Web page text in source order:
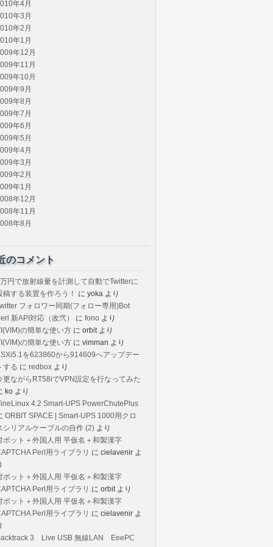
年4月
年3月
年2月
年1月
年12月
年11月
年10月
年9月
年8月
年7月
年6月
年5月
年4月
年3月
年2月
年1月
年12月
年11月
年8月
のコメント
円で放射線量を計測して自動でTwitterに
稿する装置を作ろう！
に yoka より
フォロワー同期(フォロー専用)Bot
新API対応（改弐）
に fono より
の簡単な使い方 に orbitより
の簡単な使い方 に vimman より
を623860から914609へアップデー
する に redbox より
更ながらRT58iでVPN設定を行なってみた
ko より
4.2 Smart-UPS PowerChutePlus
ORBIT SPACE | Smart-UPS 1000用クロ
シリアルケーブルの自作 (2) より
ボット＋外国人用 平仮名＋和製漢字
Perl用ライブラリ に cielavenir よ
ボット＋外国人用 平仮名＋和製漢字
Perl用ライブラリ に orbitより
ボット＋外国人用 平仮名＋和製漢字
Perl用ライブラリ に cielavenir よ
3 Live USB 無線LAN EeePC